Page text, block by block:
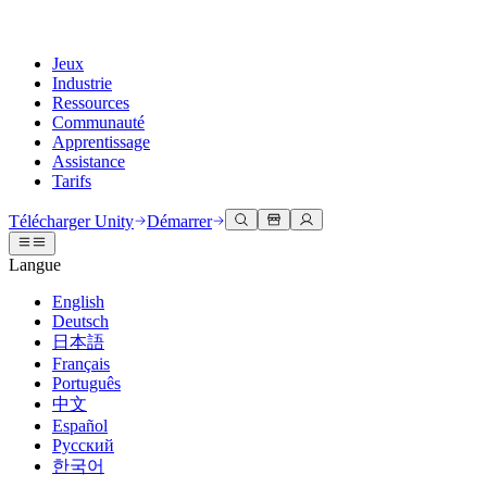
Jeux
Industrie
Ressources
Communauté
Apprentissage
Assistance
Tarifs
Moteur Unity
Créez des jeux 2D et 3D pour n'importe quelle plateforme
Collaboration
Collaborez et itérez rapidement avec votre équipe
Télécharger Unity
Offres et tarifs
Déployez
Multiplateforme
Collaboration 3D
Construisez et révisez des projets 3D en temps réel
Formation immersive
Entraînez-vous dans des environnements immersifs
Expériences client
Créez des expériences interactives 3D
Secteurs
Fabrication
Documentation
Outils de développement
Versions de publication et suivi des problèmes
Feuille de route
Examiner les fonctionnalités à venir
Glossaire
Discussions
Événements
Événements mondiaux et locaux
Histoires de la communauté
Made with Unity
Mise en avant des créateurs Unity
Unity Learn
Maîtrisez les compétences Unity gratuitement
Formation professionnelle
Améliorez votre équipe avec des formateurs Unity
Vous découvrez Unity ?
Démarrer
Démarrez votre apprentissage
Parcours essentiels Unity
Obtenir de l'aide
Vous aider à réussir avec Unity
Plans de succès
Atteignez vos objectifs plus rapidement avec un support expert
FAQ
Réponses aux questions courantes
Contactez-nous.
Connectez-vous avec notre équipe
Télécharger Unity Démarrer
Langue
English
Deutsch
日本語
Français
Português
中文
Español
Русский
한국어